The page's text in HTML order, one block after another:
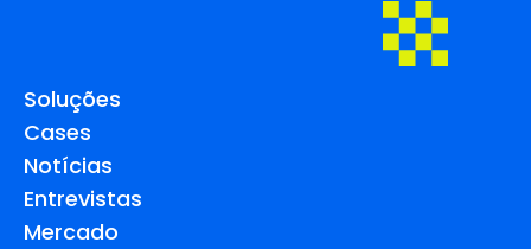
Soluções
Cases
Notícias
Entrevistas
Mercado